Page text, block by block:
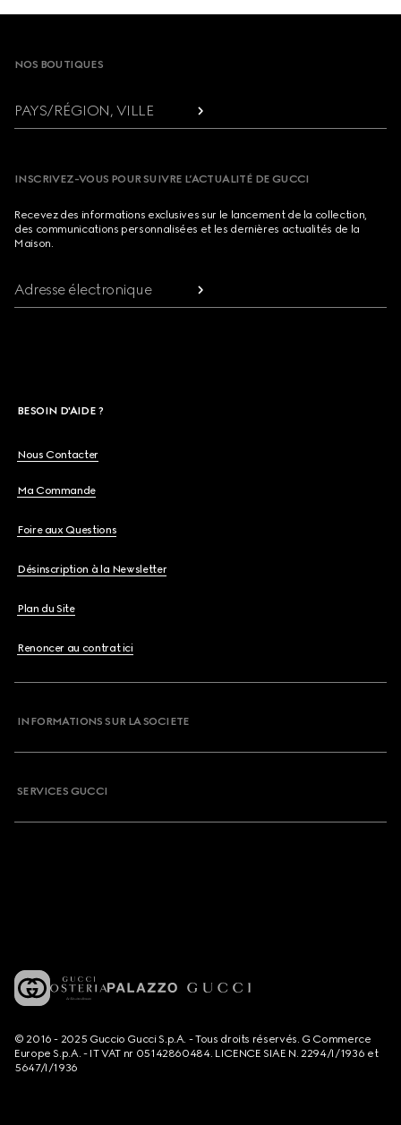
NOS BOUTIQUES
PAYS/RÉGION, VILLE
INSCRIVEZ-VOUS POUR SUIVRE L’ACTUALITÉ DE GUCCI
Recevez des informations exclusives sur le lancement de la collection,
des communications personnalisées et les dernières actualités de la
Maison.
Adresse électronique
BESOIN D'AIDE ?
Nous Contacter
Ma Commande
Foire aux Questions
Désinscription à la Newsletter
Plan du Site
Renoncer au contrat ici
INFORMATIONS SUR LA SOCIETE
SERVICES GUCCI
© 2016 - 2025 Guccio Gucci S.p.A. - Tous droits réservés. G Commerce
Europe S.p.A. - IT VAT nr 05142860484. LICENCE SIAE N. 2294/I/1936 et
5647/I/1936